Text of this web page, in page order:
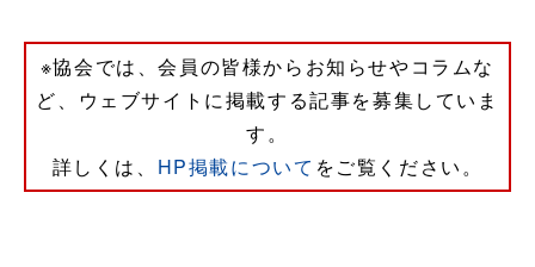
※協会では、会員の皆様からお知らせやコラムな
ど、ウェブサイトに掲載する記事を募集していま
す。
詳しくは、 HP掲載について をご覧ください。